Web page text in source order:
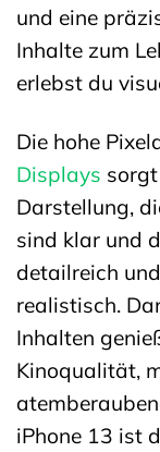
und eine
Inhalte zum
erlebst du
Die hohe
Displays
Darstellung,
sind klar und
detailreich
realistisch.
Inhalten
Kinoqualität,
iPhone 13 ist